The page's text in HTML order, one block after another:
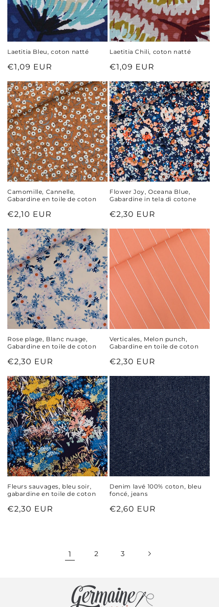
Laetitia Bleu, coton natté
Prix
€1,09 EUR
Laetitia Chili, coton natté
Prix
€1,09 EUR
Camomille, Cannelle,
Gabardine en toile de coton
Prix
€2,10 EUR
Flower Joy, Oceana Blue,
Gabardine in tela di cotone
Prix
€2,30 EUR
Rose plage, Blanc nuage,
Gabardine en toile de coton
Prix
€2,30 EUR
Verticales, Melon punch,
Gabardine en toile de coton
Prix
€2,30 EUR
Fleurs sauvages, bleu soir,
gabardine en toile de coton
Prix
€2,30 EUR
Denim lavé 100% coton, bleu
foncé, jeans
Prix
€2,60 EUR
1 2 3